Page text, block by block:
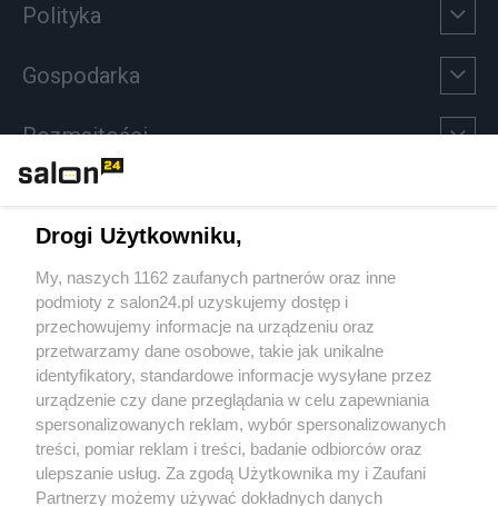
Polityka
Gospodarka
Rozmaitości
Sport
Społeczeństwo
Kultura
X Facebook Instagram Youtube
Drogi Użytkowniku,
My, naszych 1162 zaufanych partnerów oraz inne
podmioty z salon24.pl uzyskujemy dostęp i
przechowujemy informacje na urządzeniu oraz
przetwarzamy dane osobowe, takie jak unikalne
identyfikatory, standardowe informacje wysyłane przez
urządzenie czy dane przeglądania w celu zapewniania
spersonalizowanych reklam, wybór spersonalizowanych
treści, pomiar reklam i treści, badanie odbiorców oraz
ulepszanie usług. Za zgodą Użytkownika my i Zaufani
Partnerzy możemy używać dokładnych danych